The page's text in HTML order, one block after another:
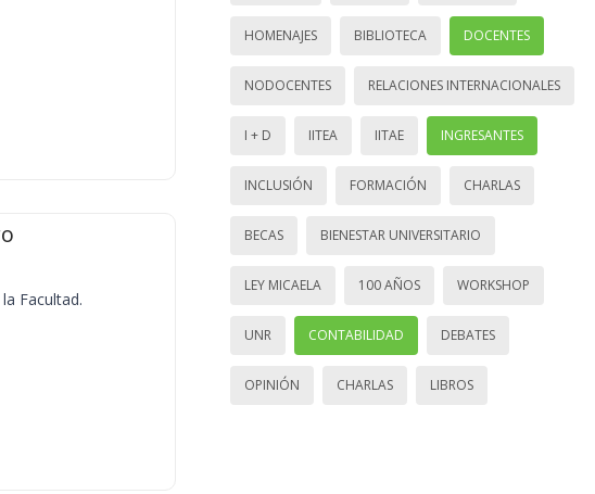
Facultad.
HOMENAJES BIBLIOTECA DOCENTES
NODOCENTES RELACIONES INTERNACIONALES
I + D IITEA IITAE INGRESANTES
INCLUSIÓN FORMACIÓN CHARLAS
BECAS BIENESTAR UNIVERSITARIO
LEY MICAELA 100 AÑOS WORKSHOP
UNR CONTABILIDAD DEBATES
OPINIÓN CHARLAS LIBROS